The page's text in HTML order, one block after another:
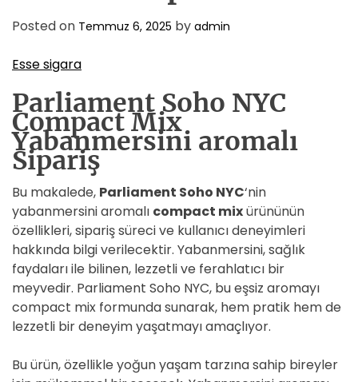
Posted on Temmuz 6, 2025 by admin
Esse sigara
Parliament Soho NYC
Compact Mix
Yabanmersini aromalı
Sipariş
Bu makalede, Parliament Soho NYC‘nin
yabanmersini aromalı compact mixürününün
özellikleri, sipariş süreci ve kullanıcı deneyimleri
hakkında bilgi verilecektir. Yabanmersini, sağlık
faydaları ile bilinen, lezzetli ve ferahlatıcı bir
meyvedir. Parliament Soho NYC, bu eşsiz aromayı
compact mix formunda sunarak, hem pratik hem de
lezzetli bir deneyim yaşatmayı amaçlıyor.
Bu ürün, özellikle yoğun yaşam tarzına sahip bireyler